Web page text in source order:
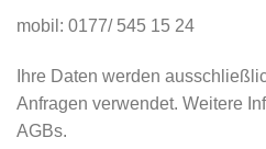
mobil: 0177/ 545 15 24
Ihre Daten werden
Anfragen verwendet. Weitere
AGBs.